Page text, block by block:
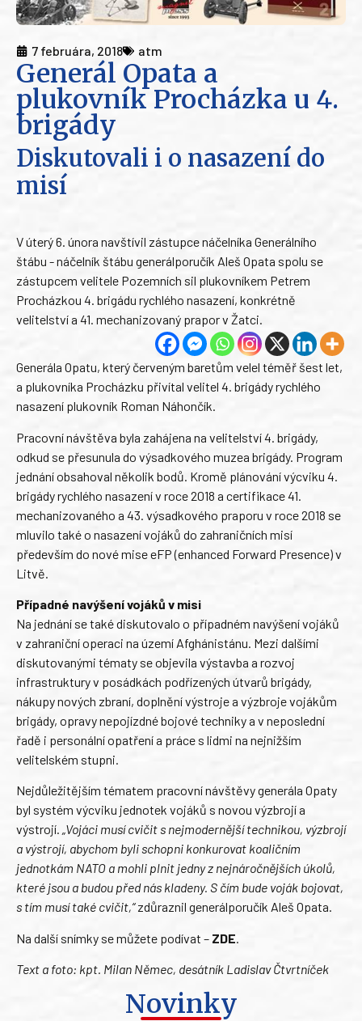
7 februára, 2018 atm
Generál Opata a
plukovník Procházka u 4.
brigády
Diskutovali i o nasazení do
misí
V úterý 6. února navštívil zástupce náčelníka Generálního
štábu - náčelník štábu generálporučík Aleš Opata spolu se
zástupcem velitele Pozemních sil plukovníkem Petrem
Procházkou 4. brigádu rychlého nasazení, konkrétně
velitelství a 41. mechanizovaný prapor v Žatci.
Generála Opatu, který červeným baretům velel téměř šest let,
a plukovníka Procházku přivítal velitel 4. brigády rychlého
nasazení plukovník Roman Náhončík.
Pracovní návštěva byla zahájena na velitelství 4. brigády,
odkud se přesunula do výsadkového muzea brigády. Program
jednání obsahoval několik bodů. Kromě plánování výcviku 4.
brigády rychlého nasazení v roce 2018 a certifikace 41.
mechanizovaného a 43. výsadkového praporu v roce 2018 se
mluvilo také o nasazení vojáků do zahraničních misí
především do nové mise eFP (enhanced Forward Presence) v
Litvě.
Případné navýšení vojáků v misi
Na jednání se také diskutovalo o případném navýšení vojáků
v zahraniční operaci na území Afghánistánu. Mezi dalšími
diskutovanými tématy se objevila výstavba a rozvoj
infrastruktury v posádkách podřízených útvarů brigády,
nákupy nových zbraní, doplnění výstroje a výzbroje vojákům
brigády, opravy nepojízdné bojové techniky a v neposlední
řadě i personální opatření a práce s lidmi na nejnižším
velitelském stupni.
Nejdůležitějším tématem pracovní návštěvy generála Opaty
byl systém výcviku jednotek vojáků s novou výzbrojí a
výstrojí. „Vojáci musí cvičit s nejmodernější technikou, výzbrojí
a výstrojí, abychom byli schopni konkurovat koaličním
jednotkám NATO a mohli plnit jedny z nejnáročnějších úkolů,
které jsou a budou před nás kladeny. S čím bude voják bojovat,
s tím musí také cvičit,“zdůraznil generálporučík Aleš Opata.
Na další snímky se můžete podívat – ZDE
Text a foto: kpt. Milan Němec, desátník Ladislav Čtvrtníček
Novinky